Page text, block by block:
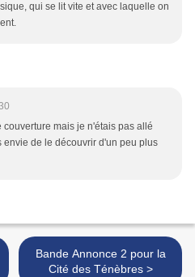
qui se lit vite et avec laquelle on
mais je n'étais pas allé
envie de le découvrir d'un peu plus
Bande Annonce 2 pour la
Cité des Ténèbres >